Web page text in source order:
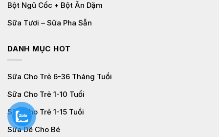
Bột Ngũ Cốc + Bột Ăn Dặm
Sữa Tươi – Sữa Pha Sẵn
DANH MỤC HOT
Sữa Cho Trẻ 6-36 Tháng Tuổi
Sữa Cho Trẻ 1-10 Tuổi
Sữa Cho Trẻ 1-15 Tuổi
Sữa Dê Cho Bé